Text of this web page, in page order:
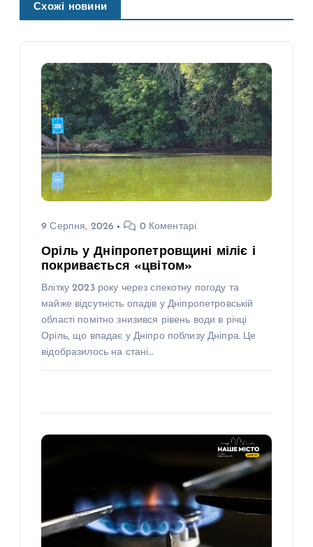
Схожі новини
9 Серпня, 2026 0 Коментарі
Оріль у Дніпропетровщині міліє і
покривається «цвітом»
Влітку 2023 року через спекотну погоду та
майже відсутність опадів у Дніпропетровській
області помітно знизився рівень води в річці
Оріль, що впадає у Дніпро поблизу Дніпра. Це
відобразилось на стані…